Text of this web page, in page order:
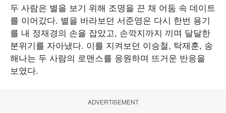
두 사람은 별을 보기 위해 조명을 끈 채 어둠 속 데이트
를 이어갔다. 별을 바라보던 서준영은 다시 한번 용기
를 내 정재경의 손을 잡았고, 손깍지까지 끼며 달달한
분위기를 자아냈다. 이를 지켜보던 이승철, 탁재훈, 송
해나는 두 사람의 로맨스를 응원하며 뜨거운 반응을
보였다.
ADVERTISEMENT